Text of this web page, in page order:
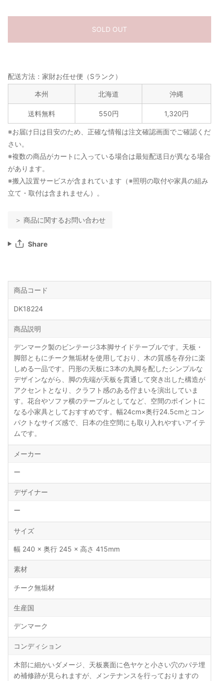
SOLD OUT
配送方法：家財お任せ便（Sランク）
本州 北海道 沖縄
送料無料 550円 1,320円
※お届け日は目安のため、正確な情報は注文確認画面でご確認くだ
さい。
※複数の商品がカートに入っている場合は最短配送日が異なる場合
があります。
※搬入設置サービスが含まれています（※照明の取付や家具の組み
立て・取付は含まれません）。
＞ 商品に関するお問い合わせ
Share
商品コード
DK18224
商品説明
デンマーク製のビンテージ3本脚サイドテーブルです。天板・
脚部ともにチーク無垢材を使用しており、木の質感を存分に楽
しめる一品です。円形の天板に3本の丸脚を配したシンプルな
デザインながら、脚の先端が天板を貫通して突き出した構造が
アクセントとなり、クラフト感のある佇まいを演出していま
す。花台やソファ横のテーブルとしてなど、空間のポイントに
なる小家具としておすすめです。幅24cm×奥行24.5cmとコン
パクトなサイズ感で、日本の住空間にも取り入れやすいアイテ
ムです。
メーカー
ー
デザイナー
ー
サイズ
幅 240 × 奥行 245 × 高さ 415mm
素材
チーク無垢材
生産国
デンマーク
コンディション
木部に細かいダメージ、天板裏面に色ヤケと小さい穴のパテ埋
め補修跡が見られますが、メンテナンスを行っておりますの